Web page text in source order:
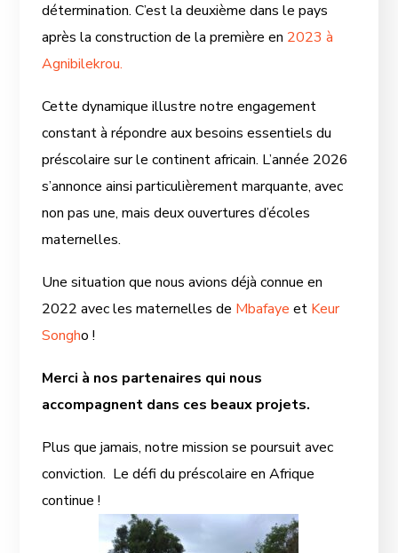
détermination. C’est la deuxième dans le pays
après la construction de la première en 2023 à
Agnibilekrou.
Cette dynamique illustre notre engagement
constant à répondre aux besoins essentiels du
préscolaire sur le continent africain. L’année 2026
s’annonce ainsi particulièrement marquante, avec
non pas une, mais deux ouvertures d’écoles
maternelles.
Une situation que nous avions déjà connue en
2022 avec les maternelles de Mbafaye et Keur
Songho !
Merci à nos partenaires qui nous
accompagnent dans ces beaux projets.
Plus que jamais, notre mission se poursuit avec
conviction. Le défi du préscolaire en Afrique
continue !